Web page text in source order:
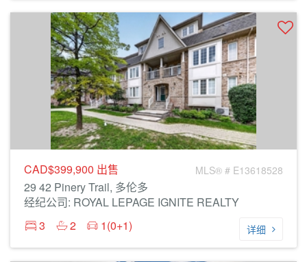
CAD$399,900 出售 MLS® # E13618528
29 42 Pinery Trail, 多伦多
经纪公司: ROYAL LEPAGE IGNITE REALTY
3
2 1(0+1) 详细